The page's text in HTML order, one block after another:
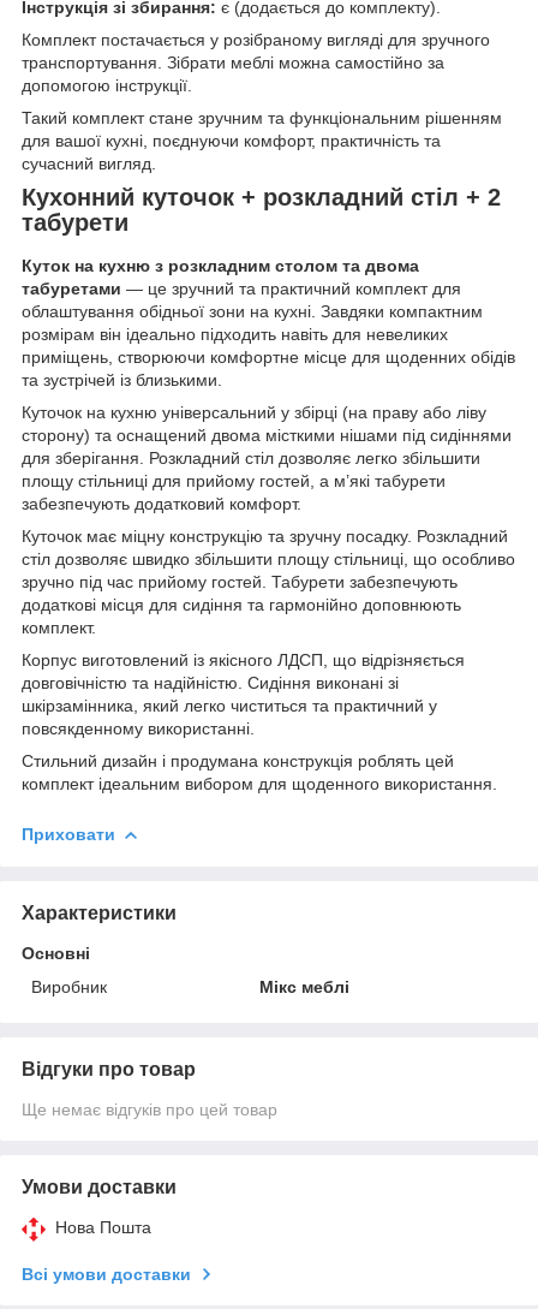
Інструкція зі збирання: є (додається до комплекту).
Комплект постачається у розібраному вигляді для зручного
транспортування. Зібрати меблі можна самостійно за
допомогою інструкції.
Такий комплект стане зручним та функціональним рішенням
для вашої кухні, поєднуючи комфорт, практичність та
сучасний вигляд.
Кухонний куточок + розкладний стіл + 2
табурети
Куток на кухню з розкладним столом та двома
табуретами — це зручний та практичний комплект для
облаштування обідньої зони на кухні. Завдяки компактним
розмірам він ідеально підходить навіть для невеликих
приміщень, створюючи комфортне місце для щоденних обідів
та зустрічей із близькими.
Куточок на кухню універсальний у збірці (на праву або ліву
сторону) та оснащений двома місткими нішами під сидіннями
для зберігання. Розкладний стіл дозволяє легко збільшити
площу стільниці для прийому гостей, а м’які табурети
забезпечують додатковий комфорт.
Куточок має міцну конструкцію та зручну посадку. Розкладний
стіл дозволяє швидко збільшити площу стільниці, що особливо
зручно під час прийому гостей. Табурети забезпечують
додаткові місця для сидіння та гармонійно доповнюють
комплект.
Корпус виготовлений із якісного ЛДСП, що відрізняється
довговічністю та надійністю. Сидіння виконані зі
шкірзамінника, який легко чиститься та практичний у
повсякденному використанні.
Стильний дизайн і продумана конструкція роблять цей
комплект ідеальним вибором для щоденного використання.
Приховати
Характеристики
Основні
Виробник
Мікс меблі
Відгуки про товар
Ще немає відгуків про цей товар
Умови доставки
Нова Пошта
Всі умови доставки